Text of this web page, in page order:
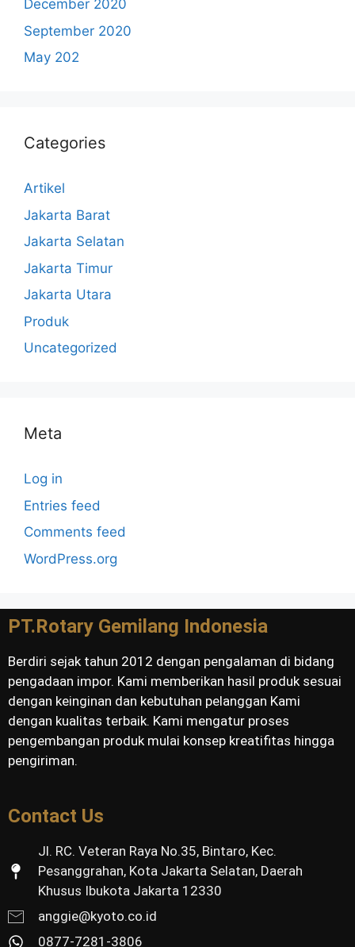
December 2020
September 2020
May 202
Categories
Artikel
Jakarta Barat
Jakarta Selatan
Jakarta Timur
Jakarta Utara
Produk
Uncategorized
Meta
Log in
Entries feed
Comments feed
WordPress.org
PT.Rotary Gemilang Indonesia
Berdiri sejak tahun 2012 dengan pengalaman di bidang
pengadaan impor. Kami memberikan hasil produk sesuai
dengan keinginan dan kebutuhan pelanggan Kami
dengan kualitas terbaik. Kami mengatur proses
pengembangan produk mulai konsep kreatifitas hingga
pengiriman.
Contact Us
Jl. RC. Veteran Raya No.35, Bintaro, Kec.
Pesanggrahan, Kota Jakarta Selatan, Daerah
Khusus Ibukota Jakarta 12330
anggie@kyoto.co.id
0877-7281-3806